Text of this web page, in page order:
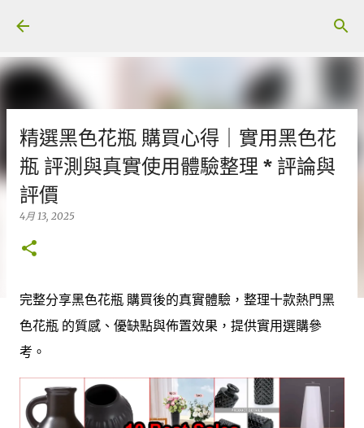
精選黑色花瓶 購買心得｜實用黑色花
瓶 評測與真實使用體驗整理 * 評論與
評價
4月 13, 2025
完整分享黑色花瓶 購買後的真實體驗，整理十款熱門黑
色花瓶 的質感、優缺點與佈置效果，提供實用選購參
考。